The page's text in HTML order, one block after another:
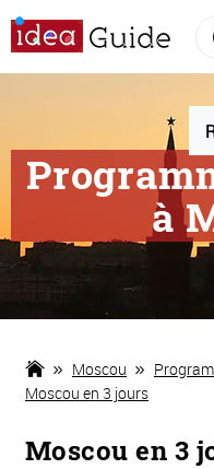
à
Moscou
Moscou en 3 jours
Moscou en 3